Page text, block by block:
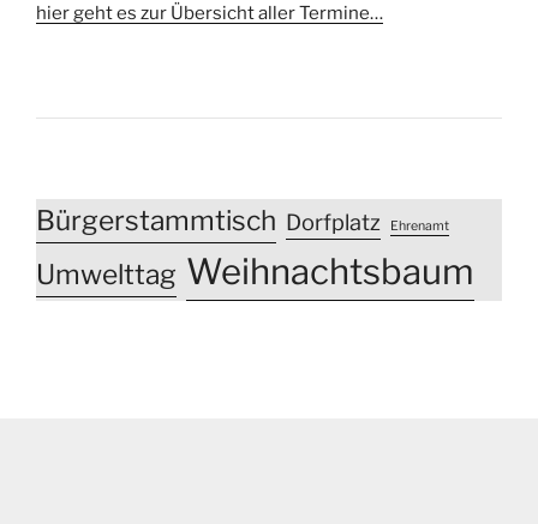
hier geht es zur Übersicht aller Termine…
Bürgerstammtisch Dorfplatz Ehrenamt
Umwelttag Weihnachtsbaum